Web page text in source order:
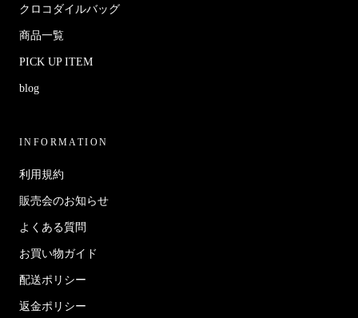
クロコダイルバッグ
商品一覧
PICK UP ITEM
blog
INFORMATION
利用規約
販売会のお知らせ
よくある質問
お買い物ガイド
配送ポリシー
返金ポリシー